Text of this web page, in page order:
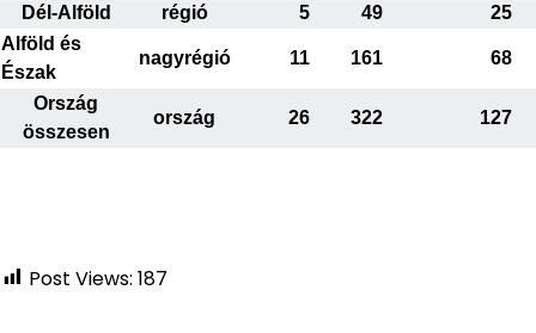
Dél-Alföld régió 5 49
25
Alföld és
Észak
nagyrégió 11 161 68
Ország
összesen
ország 26 322 127
Post Views: 187